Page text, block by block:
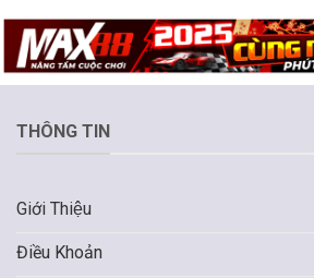
THÔNG TIN
Giới Thiệu
Điều Khoản